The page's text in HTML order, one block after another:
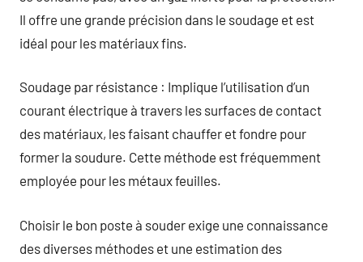
Il offre une grande précision dans le soudage et est
idéal pour les matériaux fins.
Soudage par résistance : Implique l’utilisation d’un
courant électrique à travers les surfaces de contact
des matériaux, les faisant chauffer et fondre pour
former la soudure. Cette méthode est fréquemment
employée pour les métaux feuilles.
Choisir le bon poste à souder exige une connaissance
des diverses méthodes et une estimation des